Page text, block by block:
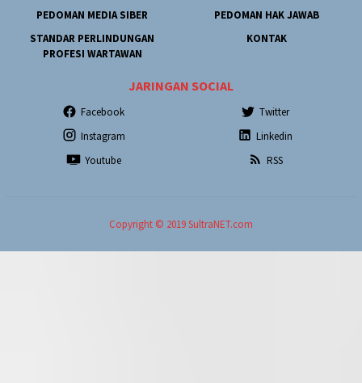
PEDOMAN MEDIA SIBER
PEDOMAN HAK JAWAB
STANDAR PERLINDUNGAN
PROFESI WARTAWAN
KONTAK
JARINGAN SOCIAL
Facebook
Twitter
Instagram
Linkedin
Youtube
RSS
Copyright © 2019 SultraNET.com